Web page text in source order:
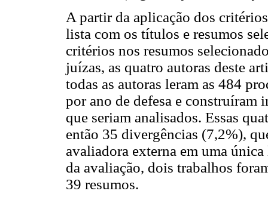
A partir da aplicação dos
lista com os títulos e resumos
critérios nos resumos
juízas, as quatro autoras deste
todas as autoras leram as 484
por ano de defesa e construíram
que seriam analisados. Essas
então 35 divergências (7,2%),
avaliadora externa em uma
da avaliação, dois trabalhos
39 resumos.